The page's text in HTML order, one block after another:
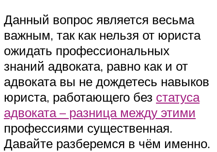
Данный вопрос является весьма
важным, так как нельзя от юриста
ожидать профессиональных
знаний адвоката, равно как и от
адвоката вы не дождетесь навыков
юриста, работающего без статуса
адвоката – разница между этими
профессиями существенная.
Давайте разберемся в чём именно.